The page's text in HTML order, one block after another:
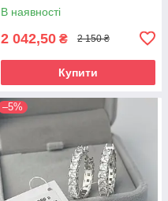
В наявності
2 042,50 ₴ 2 150 ₴
Купити
–5%